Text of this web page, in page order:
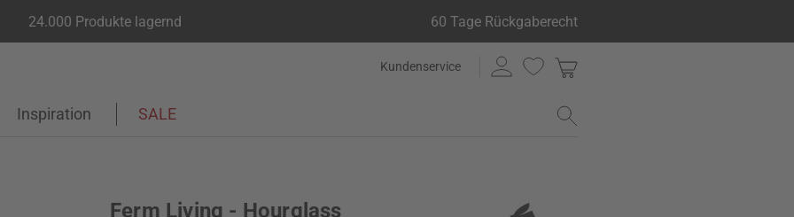
24.000 Produkte lagernd 60 Tage Rückgaberecht
Kundenservice
Inspiration SALE
Ferm Living - Hourglass